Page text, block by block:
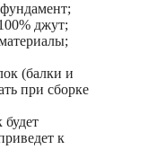
джут;
(балки и
при сборке
к